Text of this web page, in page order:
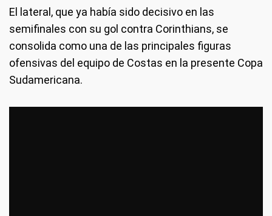
El lateral, que ya había sido decisivo en las
semifinales con su gol contra Corinthians, se
consolida como una de las principales figuras
ofensivas del equipo de Costas en la presente Copa
Sudamericana.